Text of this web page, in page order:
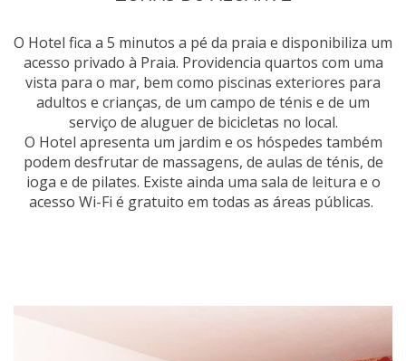
O Hotel fica a 5 minutos a pé da praia e disponibiliza um
acesso privado à Praia. Providencia quartos com uma
vista para o mar, bem como piscinas exteriores para
adultos e crianças, de um campo de ténis e de um
serviço de aluguer de bicicletas no local.
O Hotel apresenta um jardim e os hóspedes também
podem desfrutar de massagens, de aulas de ténis, de
ioga e de pilates. Existe ainda uma sala de leitura e o
acesso Wi-Fi é gratuito em todas as áreas públicas.